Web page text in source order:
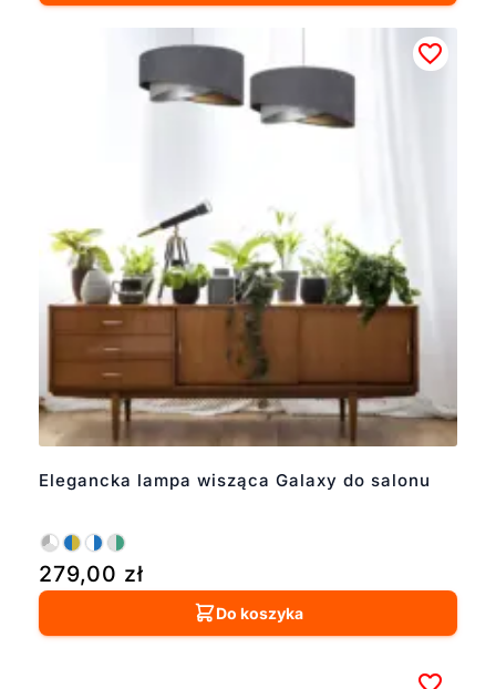
Elegancka lampa wisząca Galaxy do salonu
279,00 zł
Do koszyka